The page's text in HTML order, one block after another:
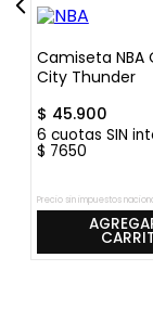
XL
Camiseta NBA
City Thunder
$ 45.900
6 cuotas SIN
$ 7650
Precio sin impuestos